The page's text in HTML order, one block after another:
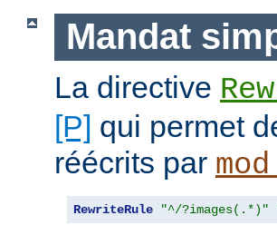
Mandat
La directive
[P] qui permet
réécrits par
RewriteRule "^/?images(.*)"